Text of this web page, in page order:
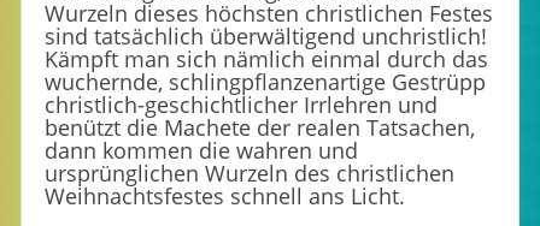
Wurzeln dieses höchsten christlichen Festes
sind tatsächlich überwältigend unchristlich!
Kämpft man sich nämlich einmal durch das
wuchernde, schlingpflanzenartige Gestrüpp
christlich-geschichtlicher Irrlehren und
benützt die Machete der realen Tatsachen,
dann kommen die wahren und
ursprünglichen Wurzeln des christlichen
Weihnachtsfestes schnell ans Licht.